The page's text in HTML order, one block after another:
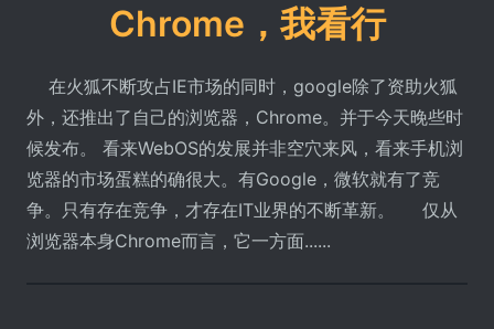
Chrome，我看行
在火狐不断攻占IE市场的同时，google除了资助火狐
外，还推出了自己的浏览器，Chrome。并于今天晚些时
候发布。 看来WebOS的发展并非空穴来风，看来手机浏
览器的市场蛋糕的确很大。有Google，微软就有了竞
争。只有存在竞争，才存在IT业界的不断革新。 仅从
浏览器本身Chrome而言，它一方面......